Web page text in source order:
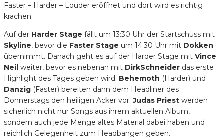
Faster – Harder – Louder eröffnet und dort wird es richtig
krachen.
Auf der Harder Stage fällt um 13:30 Uhr der Startschuss mit
Skyline, bevor die Faster Stage um 14:30 Uhr mit Dokken
übernimmt. Danach geht es auf der Harder Stage mit Vince
Neil weiter, bevor es nebenan mit DirkSchneider das erste
Highlight des Tages geben wird. Behemoth (Harder) und
Danzig (Faster) bereiten dann dem Headliner des
Donnerstags den heiligen Acker vor: Judas Priest werden
sicherlich nicht nur Songs aus ihrem aktuellen Album,
sondern auch jede Menge altes Material dabei haben und
reichlich Gelegenheit zum Headbangen geben.